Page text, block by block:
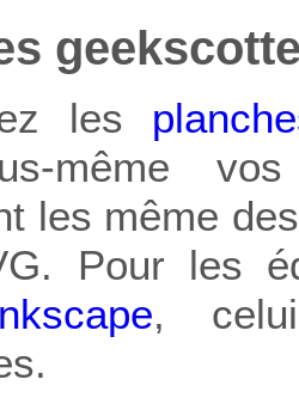
les
même
les même
Pour les
,